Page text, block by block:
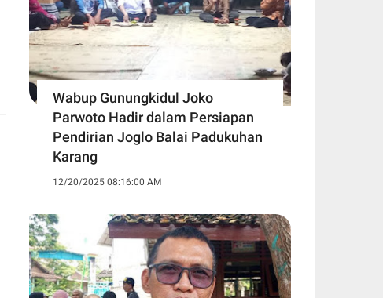
Wabup Gunungkidul Joko
Parwoto Hadir dalam Persiapan
Pendirian Joglo Balai Padukuhan
Karang
12/20/2025 08:16:00 AM